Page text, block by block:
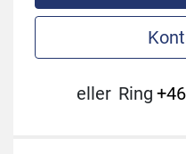
eller Ring